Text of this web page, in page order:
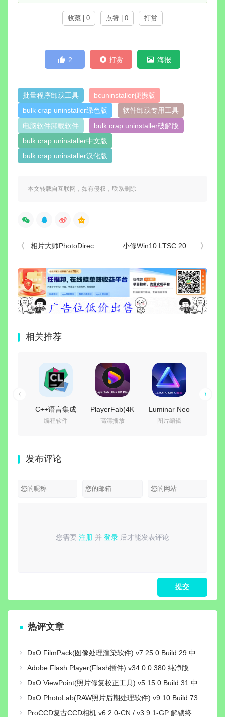
收藏 | 0 点赞 | 0 打赏
2 打赏 海报
批量程序卸载工具
bcuninstaller便携版
bulk crap uninstaller绿色版
软件卸载专用工具
电脑软件卸载软件
bulk crap uninstaller破解版
bulk crap uninstaller中文版
bulk crap uninstaller汉化版
本文转载自互联网，如有侵权，联系删除
相片大师PhotoDirector v20.13.6 b90201360 解锁完整订阅功能版 小修Win10 LTSC 2021(19044.7417) [轻度精简版/极限精简版]
相关推荐
C++语言集成
开发环境 |
v2026.2.0 直
编程软件
PlayerFab(4K
蓝光播放器)
高清播放
Luminar Neo
(照片AI修图软
图片编辑
发布评论
您需要 注册 并 登录 后才能发表评论
请登录或 注册后再发表评论！
热评文章
DxO FilmPack(图像处理渲染软件) v7.25.0 Build 29 中文绿色激活版
Adobe Flash Player(Flash插件) v34.0.0.380 纯净版
DxO ViewPoint(照片修复校正工具) v5.15.0 Build 31 中文绿色便携版
DxO PhotoLab(RAW照片后期处理软件) v9.10 Build 736 中文激活版
ProCCD复古CCD相机 v6.2.0-CN / v3.9.1-GP 解锁终身pro会员版